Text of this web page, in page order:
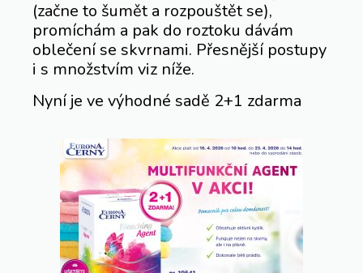
(začne to šumět a rozpouštět se),
promíchám a pak do roztoku dávám
oblečení se skvrnami. Přesnější postupy
i s množstvím viz níže.
Nyní je ve výhodné sadě 2+1 zdarma